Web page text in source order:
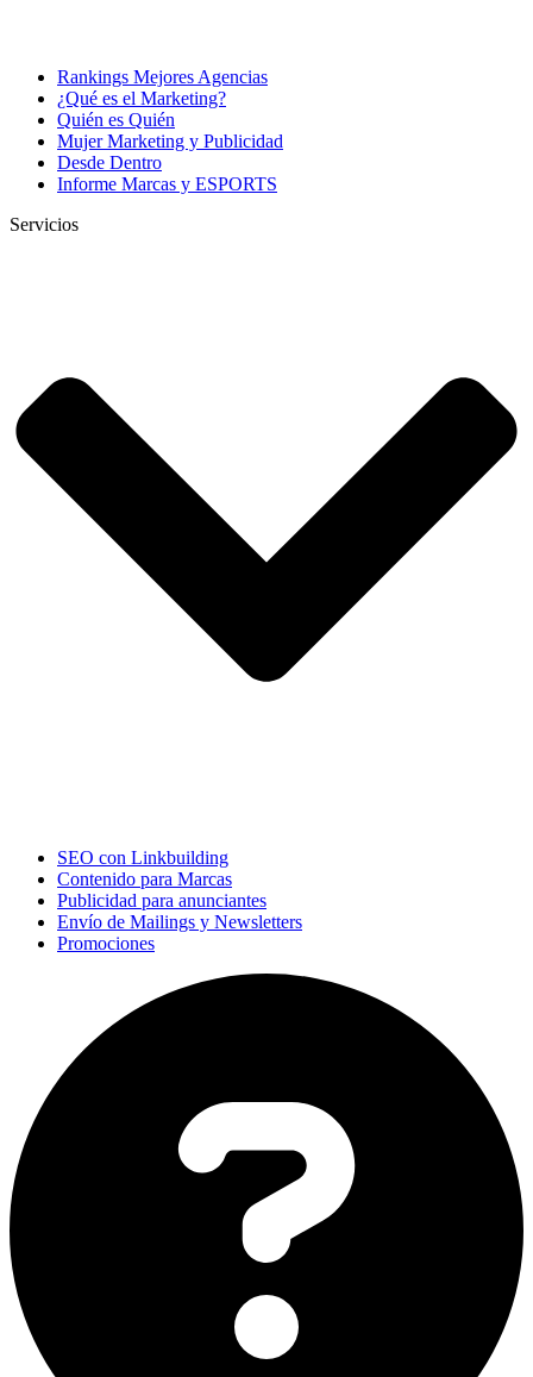
Rankings Mejores Agencias
¿Qué es el Marketing?
Quién es Quién
Mujer Marketing y Publicidad
Desde Dentro
Informe Marcas y ESPORTS
Servicios
SEO con Linkbuilding
Contenido para Marcas
Publicidad para anunciantes
Envío de Mailings y Newsletters
Promociones